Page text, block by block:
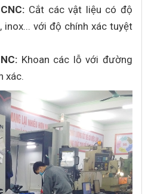
Cắt các vật liệu có độ
inox... với độ chính xác tuyệt
Khoan các lỗ với đường
xác.